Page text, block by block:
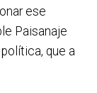
ese
Paisanaje
que a